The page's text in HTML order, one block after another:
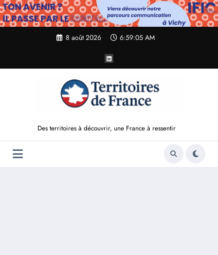
Aller
au
contenu
8 août 2026 6:59:06 AM
Des territoires à découvrir, une France à ressentir